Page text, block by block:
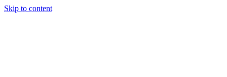
Skip to content